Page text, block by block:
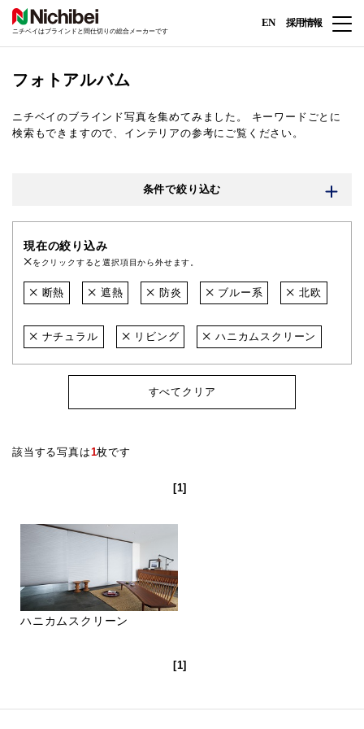
ニチベイはブラインドと間仕切りの総合メーカーです
EN 採用情報
フォトアルバム
ニチベイのブラインド写真を集めてみました。
キーワードごとに
検索もできますので、インテリアの参考にご覧ください。
条件で絞り込む
現在の絞り込み
をクリックすると選択項目から外せます。
断熱 遮熱 防炎 ブルー系 北欧
ナチュラル リビング ハニカムスクリーン
すべてクリア
該当する写真は1枚です
[1]
ハニカムスクリーン
[1]